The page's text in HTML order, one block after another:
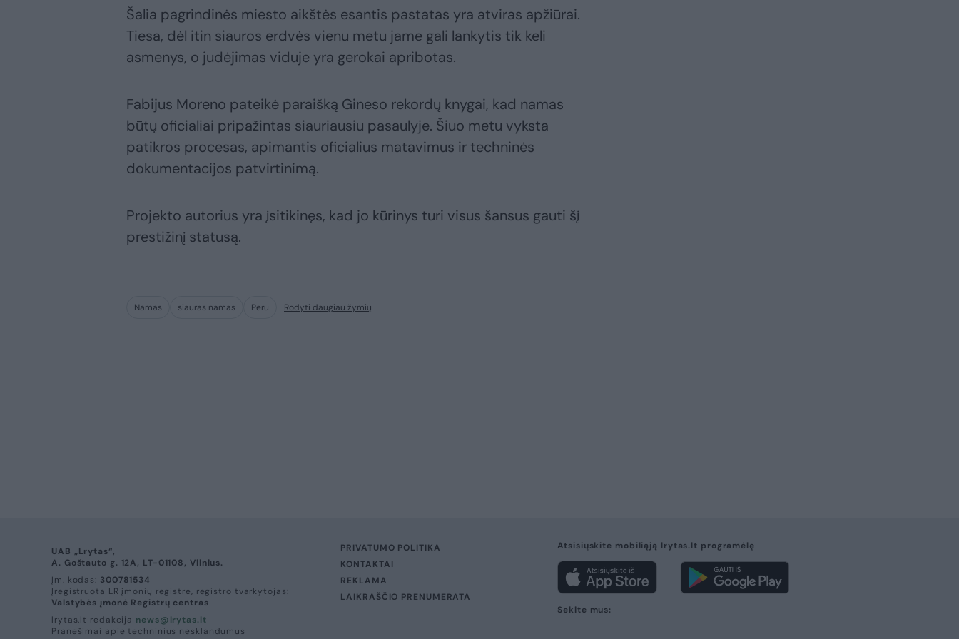
Šalia pagrindinės miesto aikštės esantis pastatas yra atviras apžiūrai.
Tiesa, dėl itin siauros erdvės vienu metu jame gali lankytis tik keli
asmenys, o judėjimas viduje yra gerokai apribotas.
Fabijus Moreno pateikė paraišką Gineso rekordų knygai, kad namas
būtų oficialiai pripažintas siauriausiu pasaulyje. Šiuo metu vyksta
patikros procesas, apimantis oficialius matavimus ir techninės
dokumentacijos patvirtinimą.
Projekto autorius yra įsitikinęs, kad jo kūrinys turi visus šansus gauti šį
prestižinį statusą.
Namas siauras namas Peru Rodyti daugiau žymių
UAB „Lrytas“,
A. Goštauto g. 12A, LT-01108, Vilnius.
Įm. kodas: 300781534
Įregistruota LR įmonių registre, registro tvarkytojas:
Valstybės įmonė Registrų centras
lrytas.lt redakcija news@lrytas.lt
Pranešimai apie techninius nesklandumus
PRIVATUMO POLITIKA
KONTAKTAI
REKLAMA
LAIKRAŠČIO PRENUMERATA
Atsisiųskite mobiliąją lrytas.lt programėlę
Sekite mus: